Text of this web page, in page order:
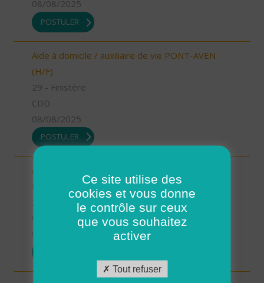
08/08/2025
POSTULER
Aide à domicile / auxiliaire de vie PONT-AVEN
(H/F)
29 - Finistère
CDD
08/08/2025
POSTULER
Aide à domicile - CDD Août/Septembre - St
Renan (H/F)
29 - Finistère
Ce site utilise des
cookies et vous donne
le contrôle sur ceux
que vous souhaitez
activer
Tout refuser